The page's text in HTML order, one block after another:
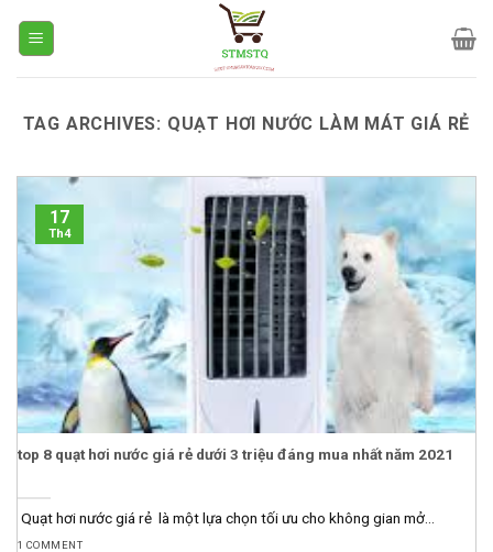
TAG ARCHIVES: QUẠT HƠI NƯỚC LÀM MÁT GIÁ RẺ
top 8 quạt hơi nước giá rẻ dưới 3 triệu đáng mua nhất năm 2021
Quạt hơi nước giá rẻ là một lựa chọn tối ưu cho không gian mở...
1 COMMENT
17
Th4